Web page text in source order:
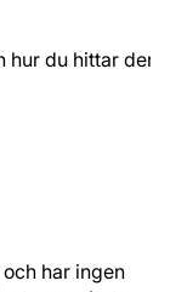
du hittar den.
har ingen